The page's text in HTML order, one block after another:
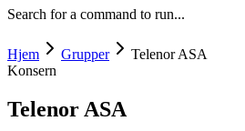
Search for a command to run...
Hjem Grupper
Telenor ASA
Konsern
Telenor ASA